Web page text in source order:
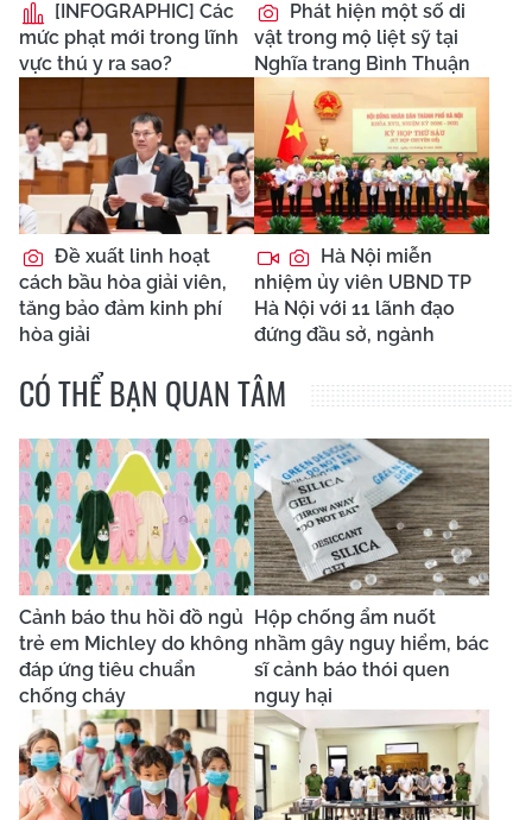
[INFOGRAPHIC] Các
mức phạt mới trong lĩnh
vực thú y ra sao?
Phát hiện một số di
vật trong mộ liệt sỹ tại
Nghĩa trang Bình Thuận
Đề xuất linh hoạt
cách bầu hòa giải viên,
tăng bảo đảm kinh phí
hòa giải
Hà Nội miễn
nhiệm ủy viên UBND TP
Hà Nội với 11 lãnh đạo
đứng đầu sở, ngành
CÓ THỂ BẠN QUAN TÂM
Cảnh báo thu hồi đồ ngủ
trẻ em Michley do không
đáp ứng tiêu chuẩn
chống cháy
Hộp chống ẩm nuốt
nhầm gây nguy hiểm, bác
sĩ cảnh báo thói quen
nguy hại